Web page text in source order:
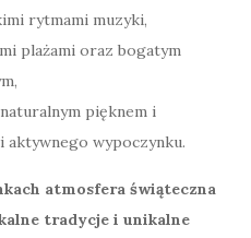
rytmami muzyki,
plażami oraz bogatym
pięknem i
wypoczynku.
atmosfera świąteczna
tradycje i unikalne